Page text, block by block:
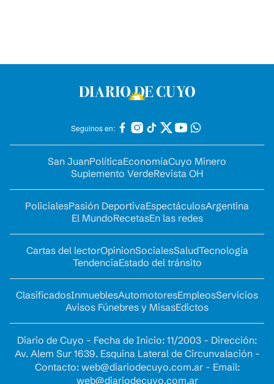
Seguinos en:
San JuanPolíticaEconomíaCuyo Minero
Suplemento VerdeRevista OH
PolicialesPasión DeportivaEspectáculosArgentina
El MundoRecetasEn las redes
Cartas del lectorOpinionSocialesSaludTecnología
TendenciaEstado del tránsito
ClasificadosInmueblesAutomotoresEmpleosServicios
Avisos Fúnebres y MisasEdictos
Diario de Cuyo - Fecha de Inicio: 11/2003 - Dirección:
Av. Alem Sur 1639. Esquina Lateral de Circunvalación -
Contacto: web@diariodecuyo.com.ar- Email:
web@diariodecuyo.com.ar